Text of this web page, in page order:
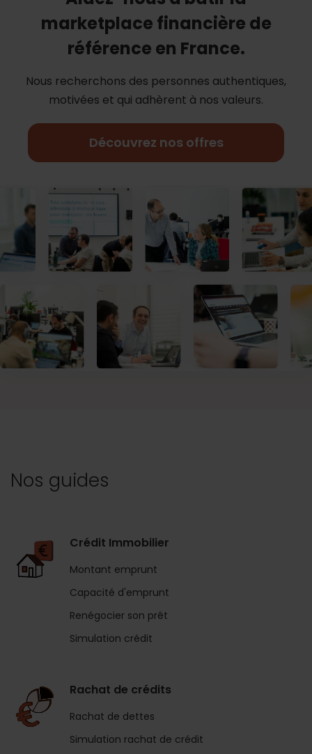
marketplace financière de
référence en France.
Nous recherchons des personnes authentiques,
motivées et qui adhèrent à nos valeurs.
Découvrez nos offres
Nos guides
Crédit Immobilier
Montant emprunt
Capacité d'emprunt
Renégocier son prêt
Simulation crédit
Rachat de crédits
Rachat de dettes
Simulation rachat de crédit